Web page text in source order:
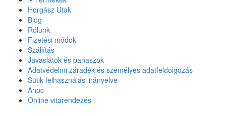
Horgász Utak
Blog
Rólunk
Fizetési módok
Szállítás
Javaslatok és panaszok
Adatvédelmi záradék és személyes adatfeldolgozás
Sütik felhasználási irányelve
Anpc
Online vitarendezés